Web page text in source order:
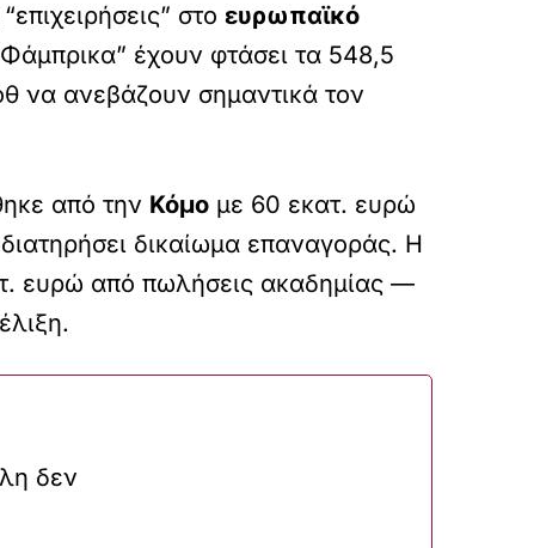
στο ευρωπαϊκό
έχουν φτάσει τα 548,5
να ανεβάζουν σημαντικά τον
από την Κόμο με 60 εκατ. ευρώ
δικαίωμα επαναγοράς. Η
ευρώ από πωλήσεις ακαδημίας —
δεν